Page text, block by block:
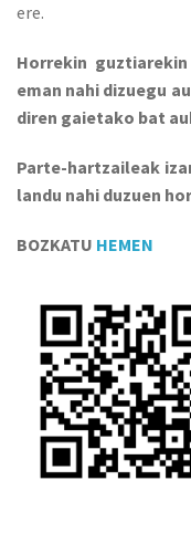
ere.
Horrekin
eman nahi dizuegu
diren gaietako bat
Parte-hartzaileak
landu nahi duzuen
BOZKATU HEMEN